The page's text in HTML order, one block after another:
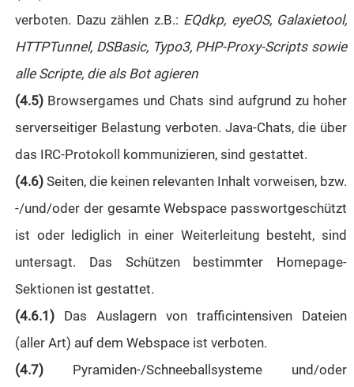
verboten. Dazu zählen z.B.: EQdkp, eyeOS, Galaxietool,
HTTPTunnel, DSBasic, Typo3, PHP-Proxy-Scripts sowie
alle Scripte, die als Bot agieren
(4.5) Browsergames und Chats sind aufgrund zu hoher
serverseitiger Belastung verboten. Java-Chats, die über
das IRC-Protokoll kommunizieren, sind gestattet.
(4.6) Seiten, die keinen relevanten Inhalt vorweisen, bzw.
-/und/oder der gesamte Webspace passwortgeschützt
ist oder lediglich in einer Weiterleitung besteht, sind
untersagt. Das Schützen bestimmter Homepage-
Sektionen ist gestattet.
(4.6.1) Das Auslagern von trafficintensiven Dateien
(aller Art) auf dem Webspace ist verboten.
(4.7) Pyramiden-/Schneeballsysteme und/oder